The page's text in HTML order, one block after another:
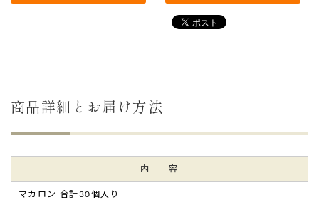
商品詳細とお届け方法
内 容
マカロン 合計30個入り